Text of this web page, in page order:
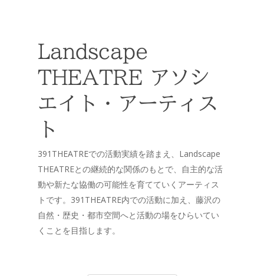
Landscape
THEATRE アソシ
エイト・アーティス
ト
391THEATREでの活動実績を踏まえ、Landscape
THEATREとの継続的な関係のもとで、自主的な活
動や新たな協働の可能性を育てていくアーティス
トです。391THEATRE内での活動に加え、藤沢の
自然・歴史・都市空間へと活動の場をひらいてい
くことを目指します。